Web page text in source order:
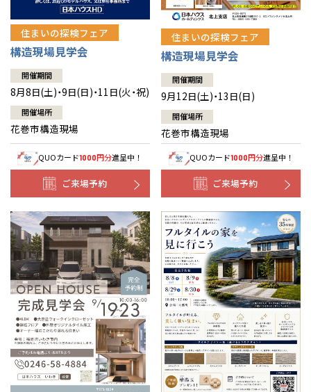
住まいの探検フェア
構造現場見学会
開催期間
8月8日(土)・9日(日)・11日(火・祝)
開催場所
花巻市構造現場
QUOカード1000円分進呈中！
ご来場予約
住まいの探検フェア
構造現場見学会
開催期間
9月12日(土)・13日(日)
開催場所
花巻市構造現場
QUOカード1000円分進呈中！
ご来場予約